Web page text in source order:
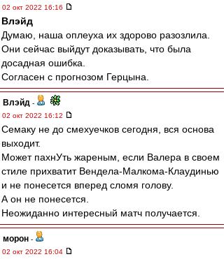
02 окт 2022 16:16
Влэйд
Думаю, наша оплеуха их здорово разозлила.
Они сейчас выйдут доказывать, что была
досадная ошибка.
Согласен с прогнозом Герцына.
Влэйд -
02 окт 2022 16:12
Семаку не до смехуечков сегодня, вся основа
выходит.
Может пахнУть жареным, если Валера в своем
стиле прихватит Вендела-Малкома-Клаудинью
и не понесется вперед сломя голову.
А он не понесется.
Неожиданно интересный матч получается.
морон -
02 окт 2022 16:04